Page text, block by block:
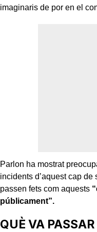
imaginaris de por en el
Parlon ha mostrat
incidents d’aquest cap
passen fets com aquests
públicament”.
QUÈ VA